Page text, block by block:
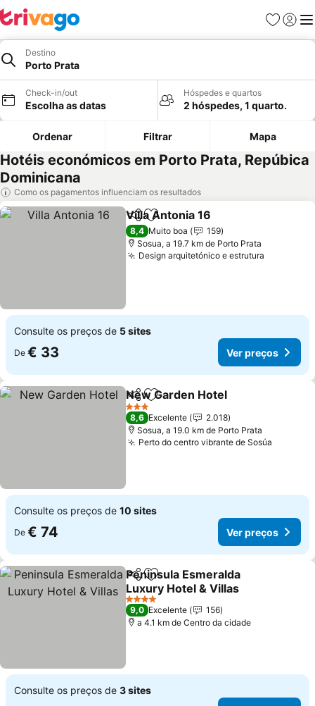
Favoritos
Iniciar
Destino
Porto Prata
Check-in/out
Escolha as datas
Hóspedes e quartos
2 hóspedes, 1 quarto.
Ordenar Filtrar Mapa
Hotéis económicos em Porto Prata, Repúbica
Dominicana
Como os pagamentos influenciam os resultados
PartilharAdicionar aos favoritos
Villa Antonia 16
8,4 Muito boa
159
Sosua, a 19.7 km de Porto Prata
Design arquitetónico e estrutura
Consulte os preços de 5 sites
De € 33 Ver preços
PartilharAdicionar aos favoritos
New Garden Hotel
3 Estrelas
8,6 Excelente
2.018
Sosua, a 19.0 km de Porto Prata
Perto do centro vibrante de Sosúa
Consulte os preços de 10 sites
De € 74 Ver preços
PartilharAdicionar aos favoritos
Peninsula Esmeralda
Luxury Hotel & Villas
4 Estrelas
9,0 Excelente
156
a 4.1 km de Centro da cidade
Consulte os preços de 3 sites